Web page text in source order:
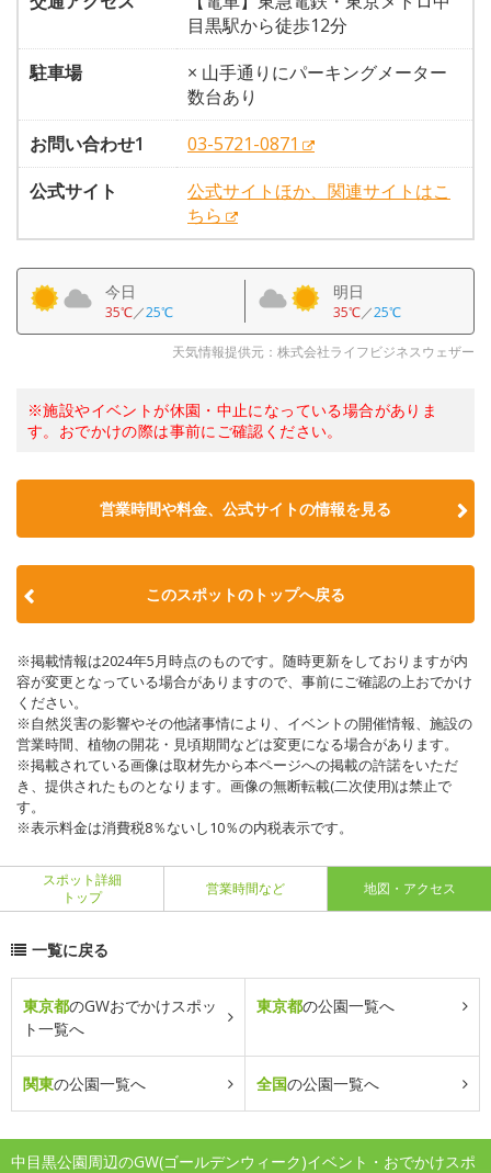
目黒駅から徒歩12分
駐車場
× 山手通りにパーキングメーター
数台あり
お問い合わせ1
03-5721-0871
公式サイト
公式サイトほか、関連サイトはこ
ちら
今日
35℃／25℃
明日
35℃／25℃
天気情報提供元：株式会社ライフビジネスウェザー
※施設やイベントが休園・中止になっている場合がありま
す。おでかけの際は事前にご確認ください。
営業時間や料金、公式サイトの情報を見る
このスポットのトップへ戻る
※掲載情報は2024年5月時点のものです。随時更新をしておりますが内
容が変更となっている場合がありますので、事前にご確認の上おでかけ
ください。
※自然災害の影響やその他諸事情により、イベントの開催情報、施設の
営業時間、植物の開花・見頃期間などは変更になる場合があります。
※掲載されている画像は取材先から本ページへの掲載の許諾をいただ
き、提供されたものとなります。画像の無断転載(二次使用)は禁止で
す。
※表示料金は消費税8％ないし10％の内税表示です。
スポット詳細
トップ
営業時間など 地図・アクセス
一覧に戻る
東京都のGWおでかけスポッ
ト一覧へ
東京都の公園一覧へ
関東の公園一覧へ 全国の公園一覧へ
中目黒公園周辺のGW(ゴールデンウィーク)イベント・おでかけスポ